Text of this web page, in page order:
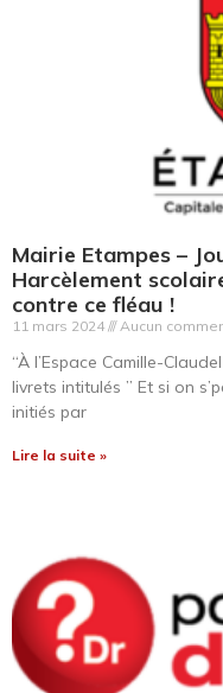
Mairie Etampes –
Harcèlement
contre ce fléau !
11 mars 2024 Aucun
“À l’Espace Camille-
livrets intitulés ” Et si on
initiés par
Lire la suite »